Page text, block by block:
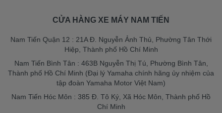
CỬA HÀNG XE MÁY NAM TIẾN
Nam Tiến Quận 12 : 21A Đ. Nguyễn Ảnh Thủ, Phường Tân Thới
Hiệp, Thành phố Hồ Chí Minh
Nam Tiến Bình Tân : 463B Nguyễn Thị Tú, Phường Bình Tân,
Thành phố Hồ Chí Minh (Đại lý Yamaha chính hãng ủy nhiệm của
tập đoàn Yamaha Motor Việt Nam)
Nam Tiến Hóc Môn : 385 Đ. Tô Ký, Xã Hóc Môn, Thành phố Hồ
Chí Minh